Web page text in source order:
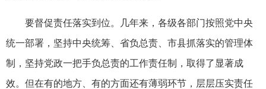
要督促责任落实到位。几年来，各级各部门按照党中央
统一部署，坚持中央统筹、省负总责、市县抓落实的管理体
制，坚持党政一把手负总责的工作责任制，取得了显著成
效。但在有的地方、有的方面还有薄弱环节，层层压实责任